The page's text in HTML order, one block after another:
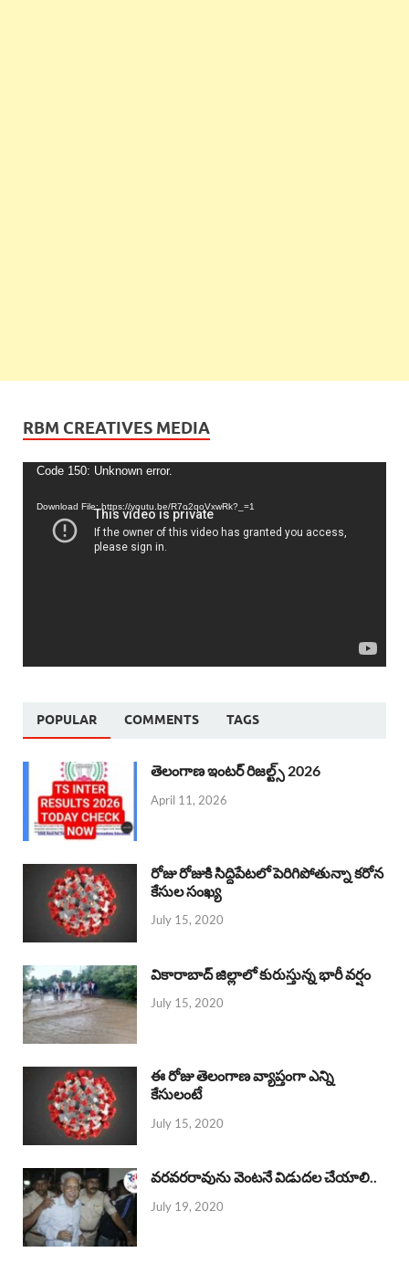
RBM CREATIVES MEDIA
Video
Code 150: Unknown error.
Download File: https://youtu.be/R7o2qoVxwRk?_=1
POPULAR COMMENTS TAGS
తెలంగాణ ఇంటర్ రిజల్ట్స్ 2026
April 11, 2026
రోజు రోజుకి సిద్దిపేటలో పెరిగిపోతున్నా కరోన
కేసుల సంఖ్య
July 15, 2020
వికారాబాద్ జిల్లాలో కురుస్తున్న భారీ వర్షం
July 15, 2020
ఈ రోజు తెలంగాణ వ్యాప్తంగా ఎన్ని
కేసులంటే
July 15, 2020
వరవరరావును వెంటనే విడుదల చేయాలి..
July 19, 2020